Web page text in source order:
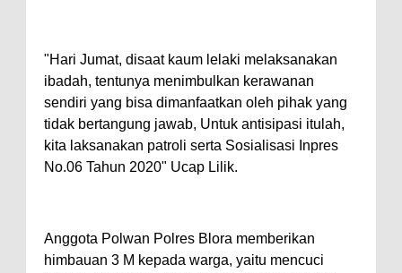
"Hari Jumat, disaat kaum lelaki melaksanakan
ibadah, tentunya menimbulkan kerawanan
sendiri yang bisa dimanfaatkan oleh pihak yang
tidak bertangung jawab, Untuk antisipasi itulah,
kita laksanakan patroli serta Sosialisasi Inpres
No.06 Tahun 2020" Ucap Lilik.
Anggota Polwan Polres Blora memberikan
himbauan 3 M kepada warga, yaitu mencuci